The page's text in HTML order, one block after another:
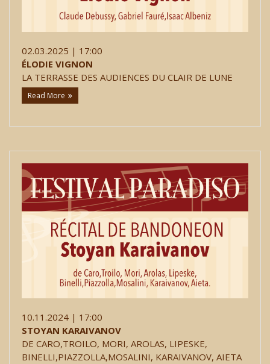
02.03.2025 | 17:00
ÉLODIE VIGNON
LA TERRASSE DES AUDIENCES DU CLAIR DE LUNE
Read More
10.11.2024 | 17:00
STOYAN KARAIVANOV
DE CARO,TROILO, MORI, AROLAS, LIPESKE,
BINELLI,PIAZZOLLA,MOSALINI, KARAIVANOV, AIETA